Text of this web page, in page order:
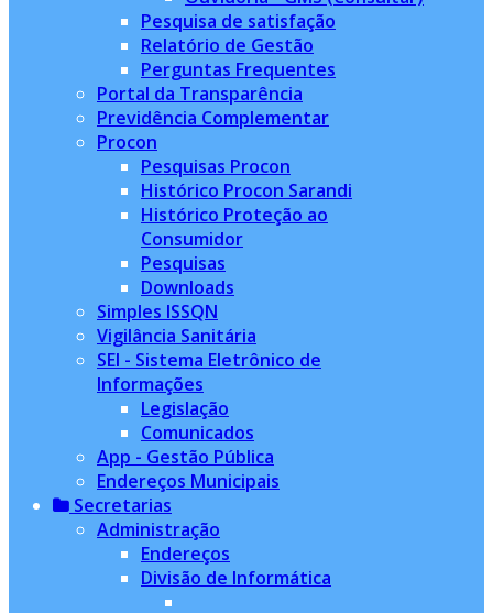
Pesquisa de satisfação
Relatório de Gestão
Perguntas Frequentes
Portal da Transparência
Previdência Complementar
Procon
Pesquisas Procon
Histórico Procon Sarandi
Histórico Proteção ao
Consumidor
Pesquisas
Downloads
Simples ISSQN
Vigilância Sanitária
SEI - Sistema Eletrônico de
Informações
Legislação
Comunicados
App - Gestão Pública
Endereços Municipais
Secretarias
Administração
Endereços
Divisão de Informática